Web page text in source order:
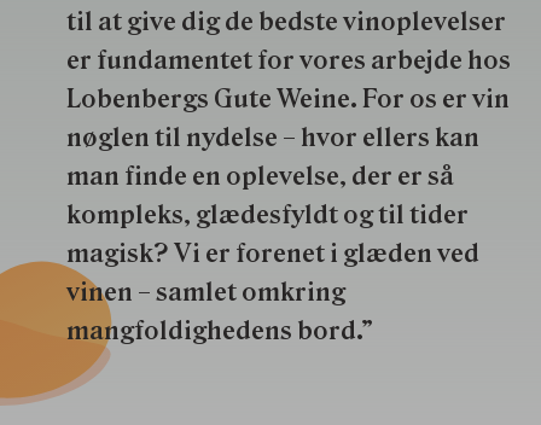
til at give dig de bedste vinoplevelser
er fundamentet for vores arbejde hos
Lobenbergs Gute Weine. For os er vin
nøglen til nydelse – hvor ellers kan
man finde en oplevelse, der er så
kompleks, glædesfyldt og til tider
magisk? Vi er forenet i glæden ved
vinen – samlet omkring
mangfoldighedens bord.”